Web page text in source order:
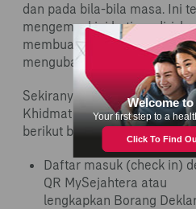
dan pada bila-bila masa. Ini
mengemaskini butiran diri,
membuat pembayaran
mengubah kitaran
Sekiranya anda perlu
Khidmat Pelanggan AIA, sila
berikut bagi memastikan
Daftar masuk (check in)
QR MySejahtera atau
lengkapkan Borang